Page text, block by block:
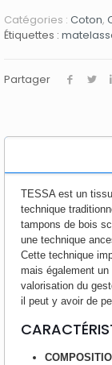
Catégories : Coton,
Étiquettes :
Partager
TESSA est un
technique
tampons de bois
une technique
Cette technique
mais également
valorisation du
il peut y avoir de